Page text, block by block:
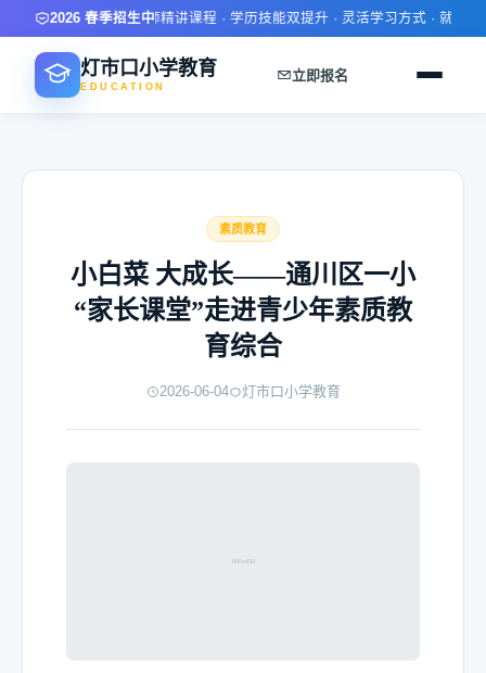
2026 春季招生中
限时报名优惠 · 名师精讲课程 · 学历技能双提升 · 灵活学习方式 · 就业推
灯市口小学教育
EDUCATION
立即报名
素质教育
小白菜 大成长——通川区一小
“家长课堂”走进青少年素质教
育综合
2026-06-04 灯市口小学教育